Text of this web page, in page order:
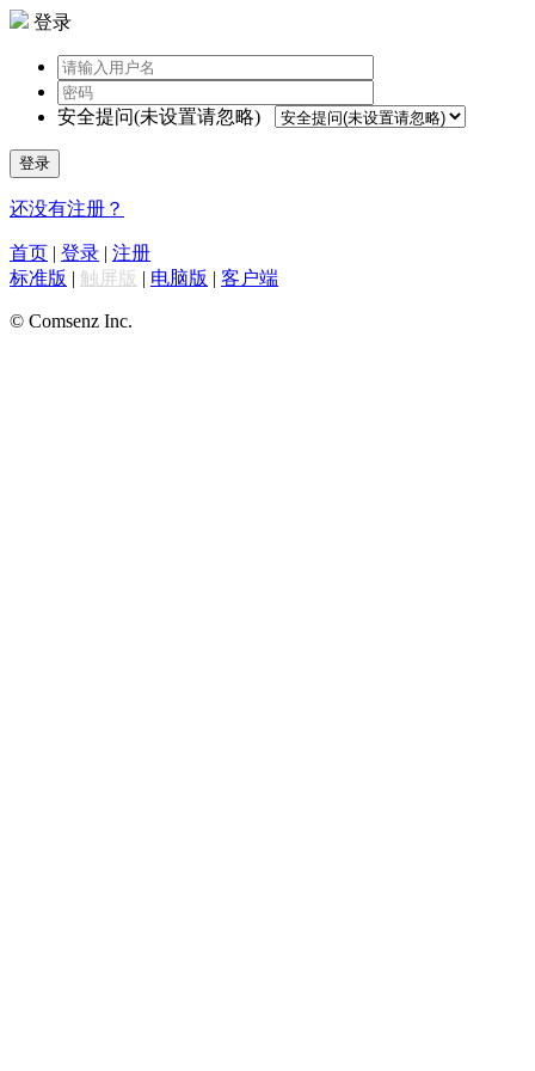
登录
安全提问(未设置请忽略)
登录
还没有注册？
首页 | 登录 | 注册
标准版 | 触屏版 | 电脑版 | 客户端
© Comsenz Inc.